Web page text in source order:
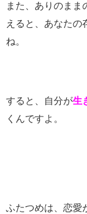
また、ありのまま
えると、あなたの
ね。
すると、自分が生
くんですよ。
ふたつめは、恋愛